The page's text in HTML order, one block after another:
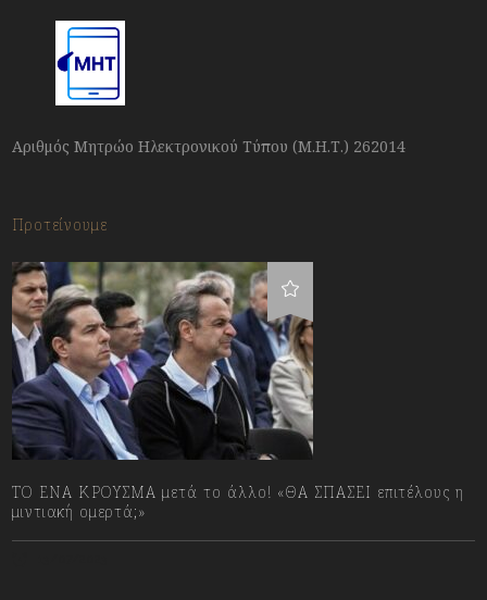
Αριθμός Μητρώο Ηλεκτρονικού Τύπου (Μ.Η.Τ.) 262014
Προτείνουμε
ΤΟ ΕΝΑ ΚΡΟΥΣΜΑ μετά το άλλο! «ΘΑ ΣΠΑΣΕΙ επιτέλους η
μιντιακή ομερτά;»